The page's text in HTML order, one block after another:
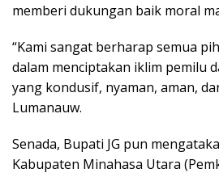
memberi dukungan baik moral
“Kami sangat berharap semua
dalam menciptakan iklim pemilu
yang kondusif, nyaman, aman,
Lumanauw.
Senada, Bupati JG pun
Kabupaten Minahasa Utara